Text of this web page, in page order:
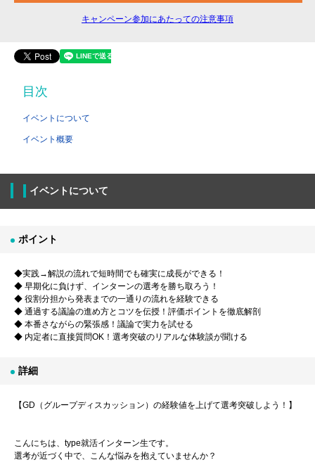
キャンペーン参加にあたっての注意事項
目次
イベントについて
イベント概要
イベントについて
ポイント
◆実践→解説の流れで短時間でも確実に成長ができる！
◆ 早期化に負けず、インターンの選考を勝ち取ろう！
◆ 役割分担から発表までの一通りの流れを経験できる
◆ 通過する議論の進め方とコツを伝授！評価ポイントを徹底解剖
◆ 本番さながらの緊張感！議論で実力を試せる
◆ 内定者に直接質問OK！選考突破のリアルな体験談が聞ける
詳細
【GD（グループディスカッション）の経験値を上げて選考突破しよう！】
こんにちは、type就活インターン生です。
選考が近づく中で、こんな悩みを抱えていませんか？